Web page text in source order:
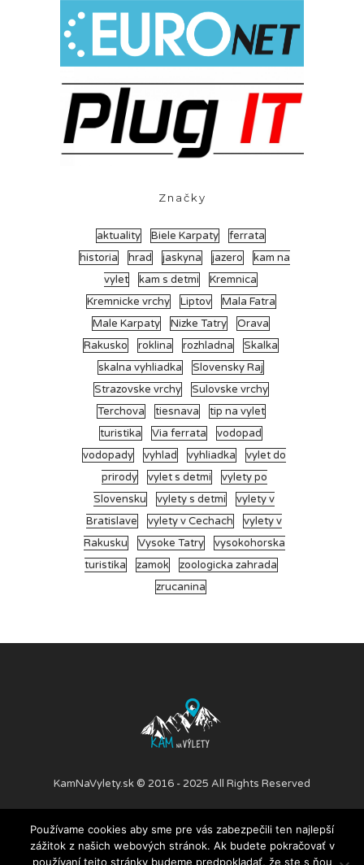
Značky
aktuality Biele Karpaty
ferrata
historia
hrad jaskyna jazero
kam na
vylet
kam s detmi
Kremnica
Kremnicke vrchy
Liptov
Mala Fatra
Male Karpaty
Nizke Tatry
Orava
Rakusko
roklina rozhladna
Skalka
skalna vyhliadka
Slovensky Raj
Strazovske vrchy
Sulovske vrchy
Terchova
tiesnava
tip na vylet
turistika
Via ferrata
vodopad
vodopady
vyhlad vyhliadka
vylet do
prirody
vylet s detmi
vylety po
Slovensku
vylety s detmi
vylety v
Bratislave
vylety v Cechach
vylety v
Rakusku
Vysoke Tatry
vysokohorska
turistika
zamok
zoologicka zahrada
zrucanina
KamNaVylety.sk © 2016 - 2025 All Rights Reserved
PRIDAJ ČLÁNOK O NÁS SPOLUPRÁCA
KONTAKT
NÁŠ TÍM
OCHRANA OSOBNÝCH ÚDAJOV
Používame cookies aby sme pre vás zabezpečili ten najlepší
zážitok z našich webových stránok. Ak budete pokračovať v
používaní tejto stránky budeme predpokladať, že ste s ňou